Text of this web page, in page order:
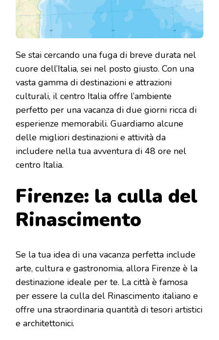
Se stai cercando una fuga di breve durata nel
cuore dell’Italia, sei nel posto giusto. Con una
vasta gamma di destinazioni e attrazioni
culturali, il centro Italia offre l’ambiente
perfetto per una vacanza di due giorni ricca di
esperienze memorabili. Guardiamo alcune
delle migliori destinazioni e attività da
includere nella tua avventura di 48 ore nel
centro Italia.
Firenze: la culla del
Rinascimento
Se la tua idea di una vacanza perfetta include
arte, cultura e gastronomia, allora Firenze è la
destinazione ideale per te. La città è famosa
per essere la culla del Rinascimento italiano e
offre una straordinaria quantità di tesori artistici
e architettonici.